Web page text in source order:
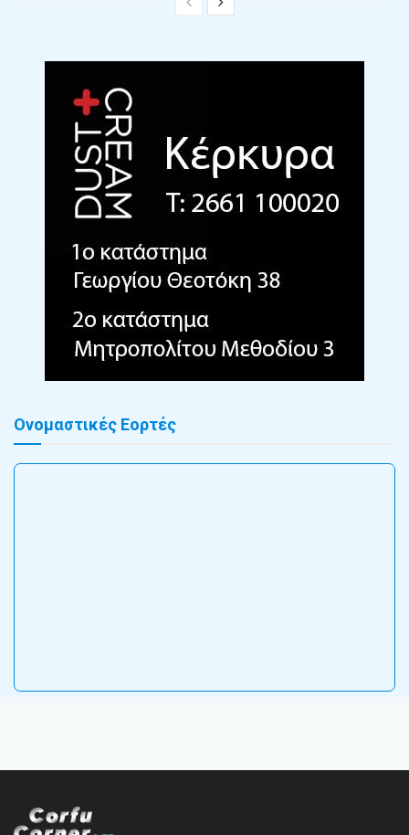
Ονομαστικές Εορτές